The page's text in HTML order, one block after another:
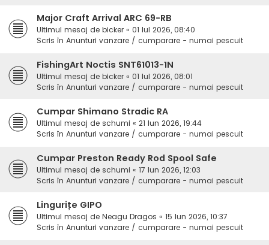
Major Craft Arrival ARC 69-RB
Ultimul mesaj de bicker « 01 Iul 2026, 08:40
Scris în Anunturi vanzare / cumparare - numai pescuit
FishingArt Noctis SNT61013-1N
Ultimul mesaj de bicker « 01 Iul 2026, 08:01
Scris în Anunturi vanzare / cumparare - numai pescuit
Cumpar Shimano Stradic RA
Ultimul mesaj de schumi « 21 Iun 2026, 19:44
Scris în Anunturi vanzare / cumparare - numai pescuit
Cumpar Preston Ready Rod Spool Safe
Ultimul mesaj de schumi « 17 Iun 2026, 12:03
Scris în Anunturi vanzare / cumparare - numai pescuit
Lingurițe GIPO
Ultimul mesaj de Neagu Dragos « 15 Iun 2026, 10:37
Scris în Anunturi vanzare / cumparare - numai pescuit